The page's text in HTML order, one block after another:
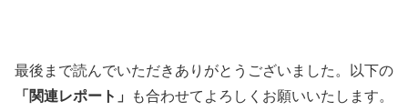
最後まで読んでいただきありがとうございました。以下の
「関連レポート」
も合わせてよろしくお願いいたします。